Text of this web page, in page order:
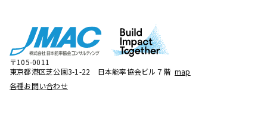
〒105-0011
東京都港区芝公園3-1-22 日本能率協会ビル７階 map
各種お問い合わせ